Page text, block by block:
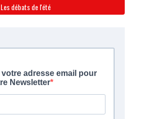
Les débats de l'été